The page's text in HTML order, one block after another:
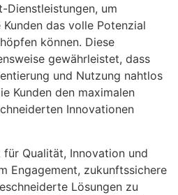
Dienstleistungen, um
das volle Potenzial
können. Diese
gewährleistet, dass
und Nutzung nahtlos
Kunden den maximalen
Innovationen
Qualität, Innovation und
Engagement, zukunftssichere
Lösungen zu